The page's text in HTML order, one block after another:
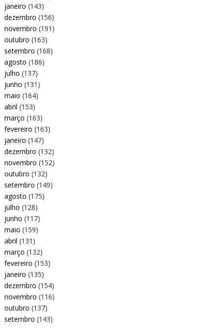
janeiro (143)
dezembro (156)
novembro (191)
outubro (163)
setembro (168)
agosto (186)
julho (137)
junho (131)
maio (164)
abril (153)
março (163)
fevereiro (163)
janeiro (147)
dezembro (132)
novembro (152)
outubro (132)
setembro (149)
agosto (175)
julho (128)
junho (117)
maio (159)
abril (131)
março (132)
fevereiro (153)
janeiro (135)
dezembro (154)
novembro (116)
outubro (137)
setembro (143)